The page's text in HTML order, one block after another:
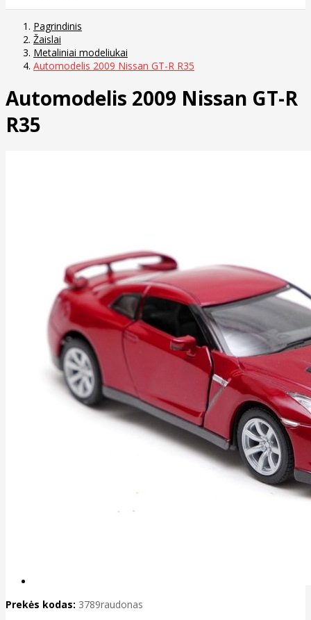
Pagrindinis
Žaislai
Metaliniai modeliukai
Automodelis 2009 Nissan GT-R R35
Automodelis 2009 Nissan GT-R
R35
Prekės kodas: 3789raudonas